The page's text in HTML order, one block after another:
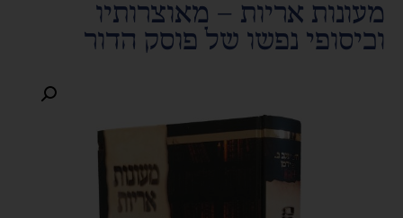
מעונות אריות – מאוצרותיו
וכיסופי נפשו של פוסק הדור